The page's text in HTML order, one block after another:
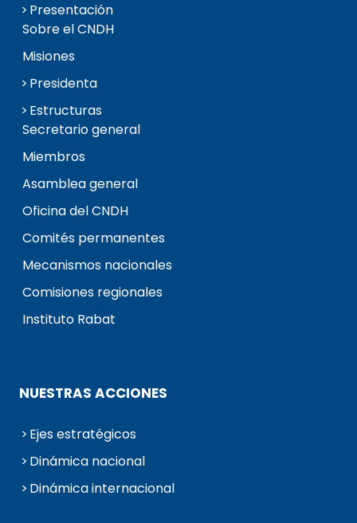
Presentación
Sobre el CNDH
Misiones
Presidenta
Estructuras
Secretario general
Miembros
Asamblea general
Oficina del CNDH
Comités permanentes
Mecanismos nacionales
Comisiones regionales
Instituto Rabat
NUESTRAS ACCIONES
Ejes estratégicos
Dinámica nacional
Dinámica internacional